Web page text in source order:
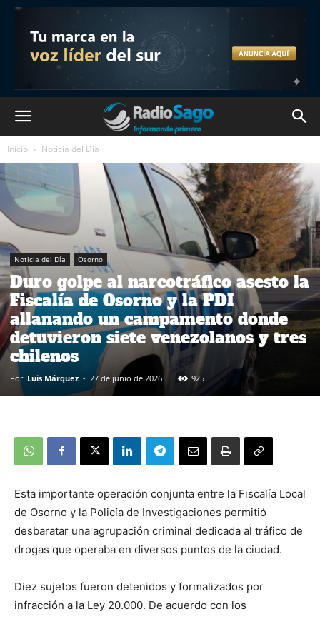
Inicio Noticia del Día
Noticia del Día Osorno
Duro golpe al narcotráfico asesto la
Fiscalía de Osorno y la PDI
allanando un campamento donde
detuvieron siete venezolanos y tres
chilenos
Por Luis Márquez - 27 de junio de 2026 925
Esta importante operación conjunta entre la Fiscalía Local
de Osorno y la Policía de Investigaciones permitió
desbaratar una agrupación criminal dedicada al tráfico de
drogas que operaba en diversos puntos de la ciudad.
Diez sujetos fueron detenidos y formalizados por
infracción a la Ley 20.000. De acuerdo con los